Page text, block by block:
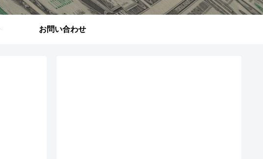
お問い合わせ